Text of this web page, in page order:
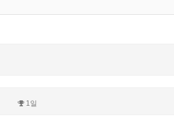
1일